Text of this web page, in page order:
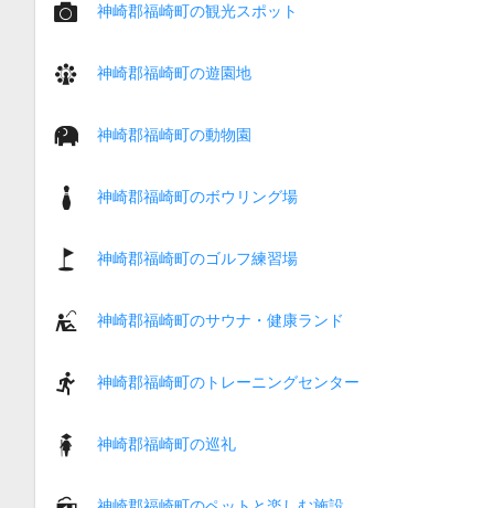
神崎郡福崎町の観光スポット
神崎郡福崎町の遊園地
神崎郡福崎町の動物園
神崎郡福崎町のボウリング場
神崎郡福崎町のゴルフ練習場
神崎郡福崎町のサウナ・健康ランド
神崎郡福崎町のトレーニングセンター
神崎郡福崎町の巡礼